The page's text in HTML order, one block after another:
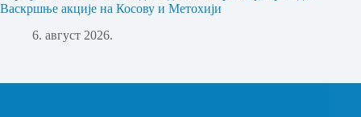
Васкршње акције на Косову и Метохији
6. август 2026.